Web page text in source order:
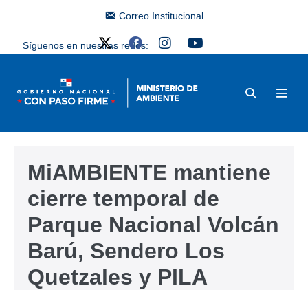
Correo Institucional
Síguenos en nuestras redes:
MiAMBIENTE mantiene
cierre temporal de
Parque Nacional Volcán
Barú, Sendero Los
Quetzales y PILA